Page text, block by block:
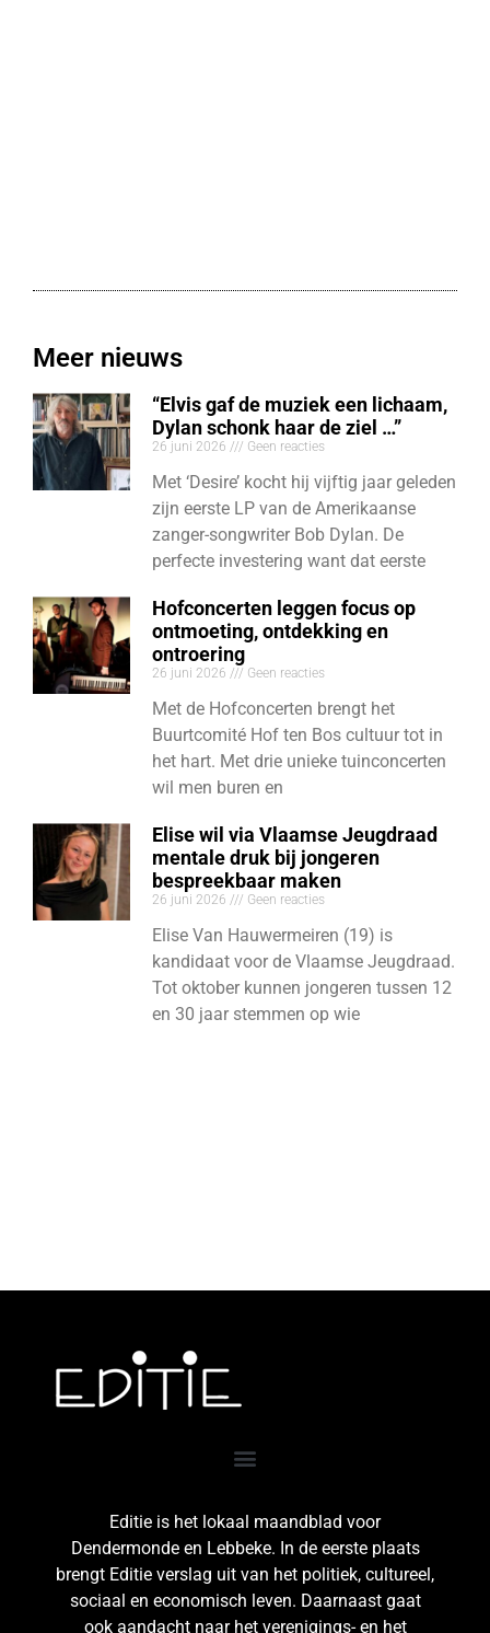
Meer nieuws
“Elvis gaf de muziek een lichaam,
Dylan schonk haar de ziel …”
26 juni 2026 Geen reacties
Met ‘Desire’ kocht hij vijftig jaar geleden
zijn eerste LP van de Amerikaanse
zanger-songwriter Bob Dylan. De
perfecte investering want dat eerste
Hofconcerten leggen focus op
ontmoeting, ontdekking en
ontroering
26 juni 2026 Geen reacties
Met de Hofconcerten brengt het
Buurtcomité Hof ten Bos cultuur tot in
het hart. Met drie unieke tuinconcerten
wil men buren en
Elise wil via Vlaamse Jeugdraad
mentale druk bij jongeren
bespreekbaar maken
26 juni 2026 Geen reacties
Elise Van Hauwermeiren (19) is
kandidaat voor de Vlaamse Jeugdraad.
Tot oktober kunnen jongeren tussen 12
en 30 jaar stemmen op wie
Editie is het lokaal maandblad voor
Dendermonde en Lebbeke. In de eerste plaats
brengt Editie verslag uit van het politiek, cultureel,
sociaal en economisch leven. Daarnaast gaat
ook aandacht naar het verenigings- en het